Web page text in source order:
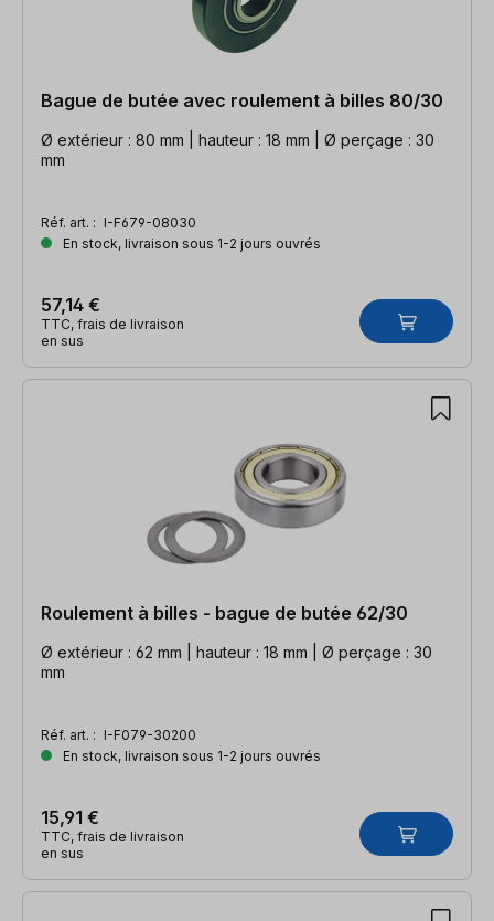
Bague de butée avec roulement à billes 80/30
Ø extérieur : 80 mm | hauteur : 18 mm | Ø perçage : 30
mm
Réf. art. : I-F679-08030
En stock, livraison sous 1-2 jours ouvrés
57,14 €
TTC, frais de livraison
en sus
Roulement à billes - bague de butée 62/30
Ø extérieur : 62 mm | hauteur : 18 mm | Ø perçage : 30
mm
Réf. art. : I-F079-30200
En stock, livraison sous 1-2 jours ouvrés
15,91 €
TTC, frais de livraison
en sus